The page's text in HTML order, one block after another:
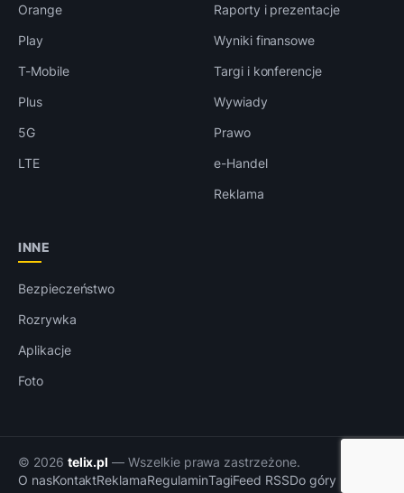
Orange
Play
T-Mobile
Plus
5G
LTE
Raporty i prezentacje
Wyniki finansowe
Targi i konferencje
Wywiady
Prawo
e-Handel
Reklama
INNE
Bezpieczeństwo
Rozrywka
Aplikacje
Foto
© 2026 telix.pl — Wszelkie prawa zastrzeżone.
O nasKontaktReklamaRegulaminTagiFeed RSSDo góry ↑